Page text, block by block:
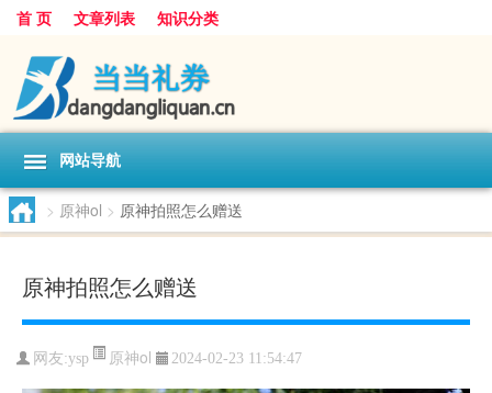
首 页 文章列表 知识分类
网站导航
> 原神ol > 原神拍照怎么赠送
原神拍照怎么赠送
网友:ysp 原神ol 2024-02-23 11:54:47